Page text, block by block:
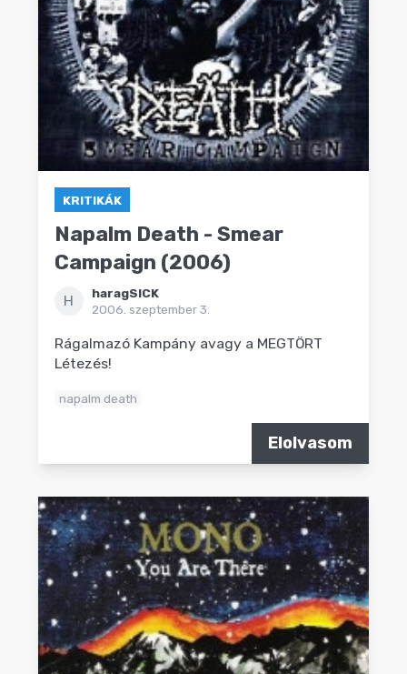
KRITIKÁK
Napalm Death - Smear
Campaign (2006)
H
haragSICK
2006. szeptember 3.
Rágalmazó Kampány avagy a MEGTÖRT
Létezés!
napalm death
Elolvasom